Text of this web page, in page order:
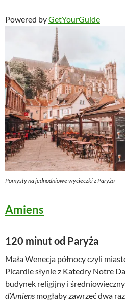
Powered byGetYourGuide
Pomysły na jednodniowe wycieczki z Paryża
Amiens
120 minut od Paryża
Mała Wenecja północy czyli
Picardie słynie z Katedry Notre
budynek religijny i średniowieczny
d’Amiens mogłaby zawrzeć dwa